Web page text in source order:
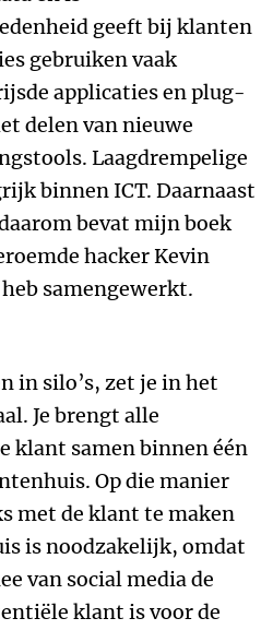
geeft bij klanten
gebruiken vaak
applicaties en plug-
delen van nieuwe
Laagdrempelige
binnen ICT. Daarnaast
bevat mijn boek
hacker Kevin
samengewerkt.
in silo’s, zet je in het
Je brengt alle
klant samen binnen één
Op die manier
met de klant te maken
is noodzakelijk, omdat
van social media de
klant is voor de